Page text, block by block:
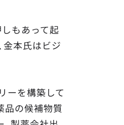
もあって起
金本氏はビジ
ーを構築して
品の候補物質